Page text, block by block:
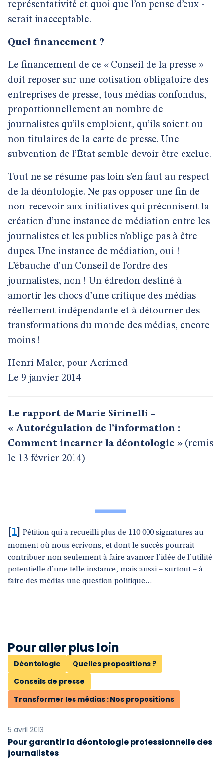
représentativité et quoi que l’on pense d’eux -
serait inacceptable.
Quel financement ?
Le financement de ce « Conseil de la presse »
doit reposer sur une cotisation obligatoire des
entreprises de presse, tous médias confondus,
proportionnellement au nombre de
journalistes qu’ils emploient, qu’ils soient ou
non titulaires de la carte de presse. Une
subvention de l’État semble devoir être exclue.
Tout ne se résume pas loin s’en faut au respect
de la déontologie. Ne pas opposer une fin de
non-recevoir aux initiatives qui préconisent la
création d’une instance de médiation entre les
journalistes et les publics n’oblige pas à être
dupes. Une instance de médiation, oui !
L’ébauche d’un Conseil de l’ordre des
journalistes, non ! Un édredon destiné à
amortir les chocs d’une critique des médias
réellement indépendante et à détourner des
transformations du monde des médias, encore
moins !
Henri Maler, pour Acrimed
Le 9 janvier 2014
Le rapport de Marie Sirinelli –
« Autorégulation de l’information :
Comment incarner la déontologie » (remis
le 13 février 2014)
1
Pétition qui a recueilli plus de 110 000 signatures au
moment où nous écrivons, et dont le succès pourrait
contribuer non seulement à faire avancer l’idée de l’utilité
potentielle d’une telle instance, mais aussi – surtout – à
faire des médias une question politique…
Pour aller plus loin
Déontologie
Quelles propositions ?
Conseils de presse
Transformer les médias : Nos propositions
5 avril 2013
Pour garantir la déontologie professionnelle des
journalistes